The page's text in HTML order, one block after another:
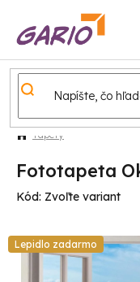
obsah
Tapety
Fototapeta
Kód: Zvoľte variant
Lepidlo zadarmo